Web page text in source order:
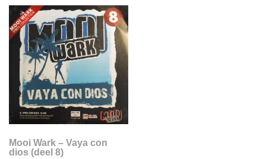
Mooi Wark – Vaya con
dios (deel 8)